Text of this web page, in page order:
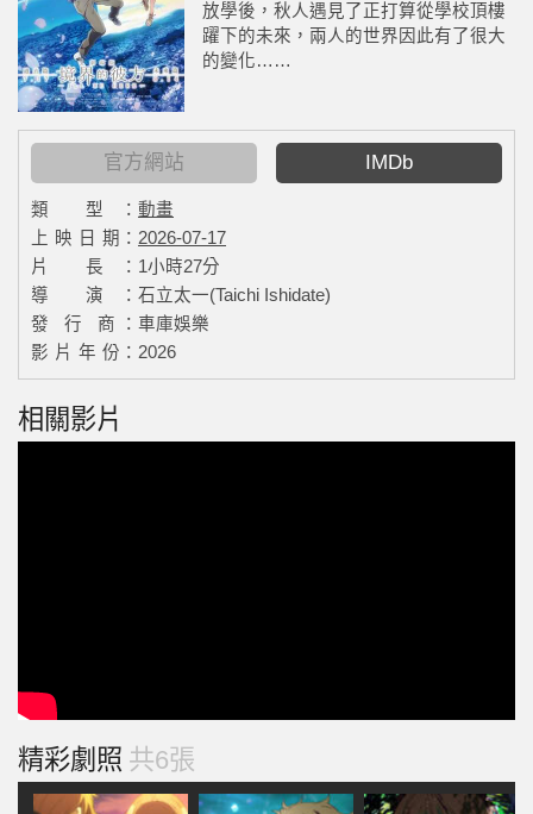
放學後，秋人遇見了正打算從學校頂樓
躍下的未來，兩人的世界因此有了很大
的變化……
官方網站 IMDb
類 型： 動畫
上 映 日 期： 2026-07-17
片 長： 1小時27分
導 演： 石立太一(Taichi Ishidate)
發 行 商： 車庫娛樂
影 片 年 份： 2026
相關影片
精彩劇照 共6張